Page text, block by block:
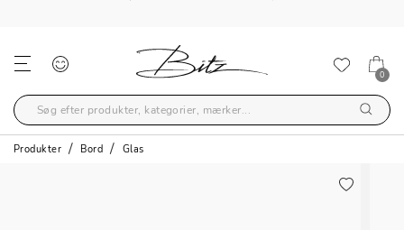
0
Produkter Bord Glas